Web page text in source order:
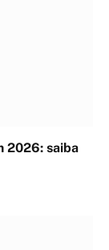
2026: saiba